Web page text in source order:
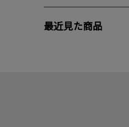
最近見た商品